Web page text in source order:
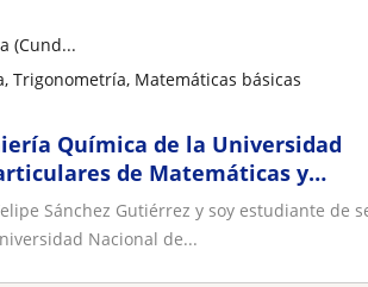
(Cund...
Trigonometría, Matemáticas básicas
Química de la Universidad
de Matemáticas y
Sánchez Gutiérrez y soy estudiante de
Nacional de...